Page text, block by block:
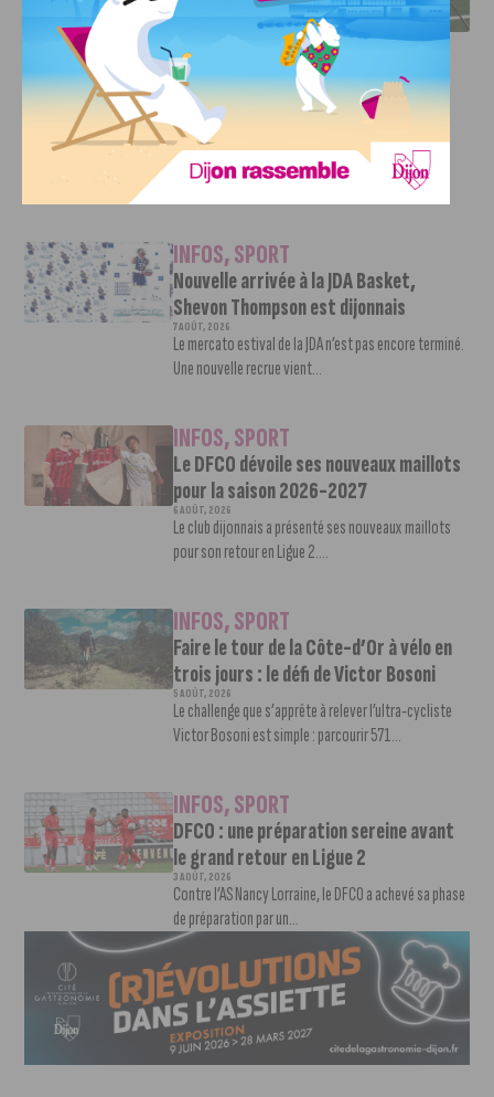
INFOS SPORT
DFCO : Rencontre avec Pierre-Henri
Deballon, l’artisan de la montée en
Ligue 2
7 AOÛT, 2026
Le DFCO est de retour en Ligue 2 après trois ans
d’absence. La saison...
INFOS,SPORT
Nouvelle arrivée à la JDA Basket,
Shevon Thompson est dijonnais
7 AOÛT, 2026
Le mercato estival de la JDA n’est pas encore terminé.
Une nouvelle recrue vient...
INFOS,SPORT
Le DFCO dévoile ses nouveaux maillots
pour la saison 2026-2027
6 AOÛT, 2026
Le club dijonnais a présenté ses nouveaux maillots
pour son retour en Ligue 2....
INFOS,SPORT
Faire le tour de la Côte-d’Or à vélo en
trois jours : le défi de Victor Bosoni
5 AOÛT, 2026
Le challenge que s’apprête à relever l’ultra-cycliste
Victor Bosoni est simple : parcourir 571...
INFOS,SPORT
DFCO : une préparation sereine avant
le grand retour en Ligue 2
3 AOÛT, 2026
Contre l’AS Nancy Lorraine, le DFCO a achevé sa phase
de préparation par un...